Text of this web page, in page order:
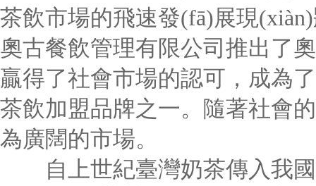
茶飲市場的飛速發(fā)展現
奧古餐飲管理有限公司推出了
贏得了社會市場的認可，成為
茶飲加盟品牌之一。隨著社會
為廣闊的市場。
自上世紀臺灣奶茶傳入我國